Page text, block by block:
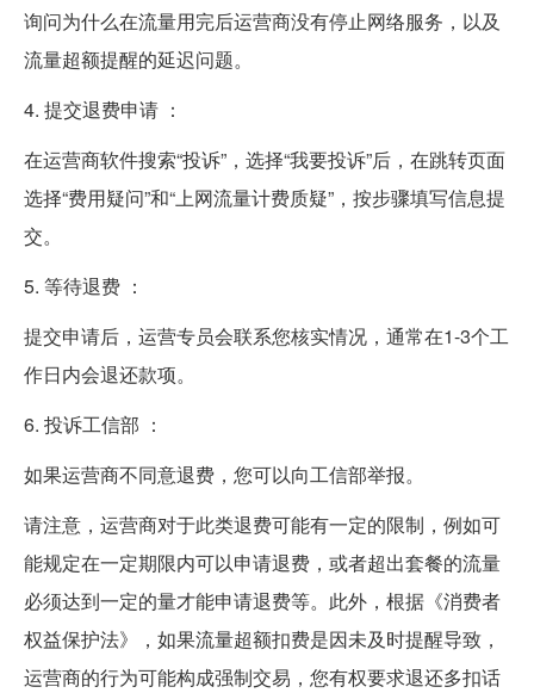
询问为什么在流量用完后运营商没有停止网络服务，以及
流量超额提醒的延迟问题。
4. 提交退费申请 ：
在运营商软件搜索“投诉”，选择“我要投诉”后，在跳转页面
选择“费用疑问”和“上网流量计费质疑”，按步骤填写信息提
交。
5. 等待退费 ：
提交申请后，运营专员会联系您核实情况，通常在1-3个工
作日内会退还款项。
6. 投诉工信部 ：
如果运营商不同意退费，您可以向工信部举报。
请注意，运营商对于此类退费可能有一定的限制，例如可
能规定在一定期限内可以申请退费，或者超出套餐的流量
必须达到一定的量才能申请退费等。此外，根据《消费者
权益保护法》，如果流量超额扣费是因未及时提醒导致，
运营商的行为可能构成强制交易，您有权要求退还多扣话